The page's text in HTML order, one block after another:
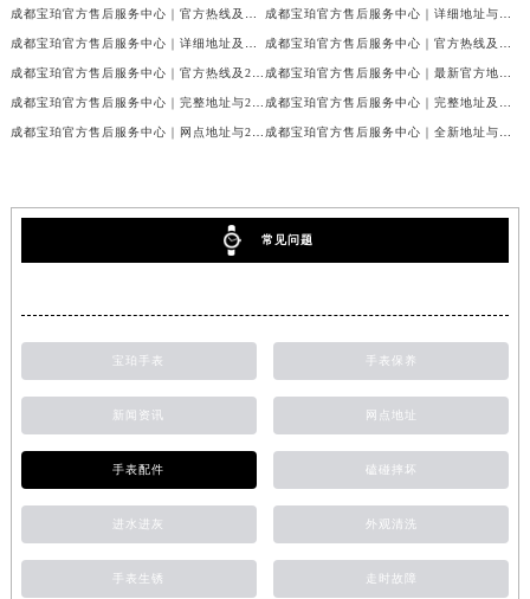
成都宝珀官方售后服务中心｜官方热线及门店地址权威信息公示（2026年7月最新） 成都宝珀官方售后服务中心｜详细地址与官方服务热线权威信息公示（2026年7月最新）
成都宝珀官方售后服务中心｜详细地址及服务电话权威信息公示（2026年7月最新） 成都宝珀官方售后服务中心｜官方热线及全部网点地址权威信息公示（2026年7月最新）
成都宝珀官方售后服务中心｜官方热线及24小时维修地址权威信息公示（2026年7月最新） 成都宝珀官方售后服务中心｜最新官方地址和维修热线权威信息公示（2026年7月最新）
成都宝珀官方售后服务中心｜完整地址与24小时售后热线权威信息公示（2026年7月最新） 成都宝珀官方售后服务中心｜完整地址及服务热线权威信息公示（2026年7月最新）
成都宝珀官方售后服务中心｜网点地址与24小时服务电话权威信息公示（2026年7月最新） 成都宝珀官方售后服务中心｜全新地址与官方售后热线权威信息公示（2026年7月最新）
常见问题
宝珀手表 手表保养
新闻资讯 网点地址
手表配件 磕碰摔坏
进水进灰 外观清洗
手表生锈 走时故障